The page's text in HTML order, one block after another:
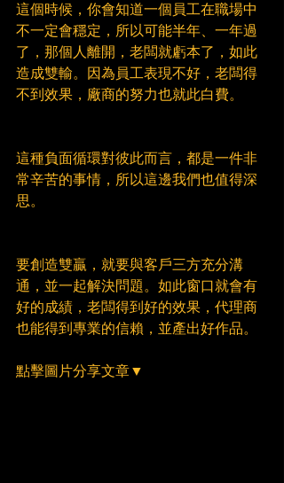
這個時候，你會知道一個員工在職場中
不一定會穩定，所以可能半年、一年過
了，那個人離開，老闆就虧本了，如此
造成雙輸。因為員工表現不好，老闆得
不到效果，廠商的努力也就此白費。
這種負面循環對彼此而言，都是一件非
常辛苦的事情，所以這邊我們也值得深
思。
要創造雙贏，就要與客戶三方充分溝
通，並一起解決問題。如此窗口就會有
好的成績，老闆得到好的效果，代理商
也能得到專業的信賴，並產出好作品。
點擊圖片分享文章▼